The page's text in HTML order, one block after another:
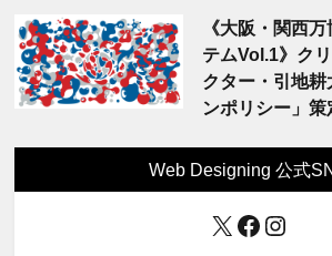
《大阪・関西
テムVol.1》ク
クター・引地耕
ンポリシー」
Web Designing 公式
X